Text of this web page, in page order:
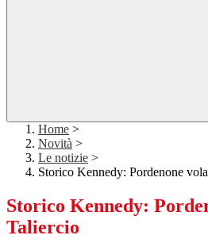
Home >
Novità >
Le notizie >
Storico Kennedy: Pordenone
Storico Kennedy:
Taliercio